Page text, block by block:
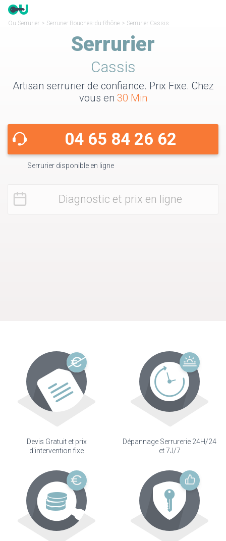
Ou Serrurier > Serrurier Bouches-du-Rhône > Serrurier Cassis
Serrurier
Cassis
Artisan serrurier de confiance. Prix Fixe. Chez
vous en 30 Min
04 65 84 26 62
Serrurier disponible en ligne
Diagnostic et prix en ligne
Devis Gratuit et prix
d'intervention fixe
Dépannage Serrurerie 24H/24
et 7J/7